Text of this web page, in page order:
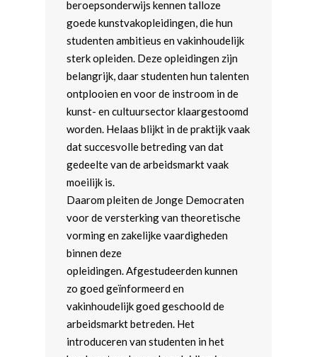
beroepsonderwijs kennen talloze
goede kunstvakopleidingen, die hun
studenten ambitieus en vakinhoudelijk
sterk opleiden. Deze opleidingen zijn
belangrijk, daar studenten hun talenten
ontplooien en voor de instroom in de
kunst- en cultuursector klaargestoomd
worden. Helaas blijkt in de praktijk vaak
dat succesvolle betreding van dat
gedeelte van de arbeidsmarkt vaak
moeilijk is.
Daarom pleiten de Jonge Democraten
voor de versterking van theoretische
vorming en zakelijke vaardigheden
binnen deze
opleidingen. Afgestudeerden kunnen
zo goed geïnformeerd en
vakinhoudelijk goed geschoold de
arbeidsmarkt betreden. Het
introduceren van studenten in het
Veiligheid